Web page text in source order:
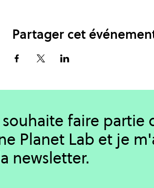
Partager cet
souhaite faire partie
Planet Lab et je
newsletter.